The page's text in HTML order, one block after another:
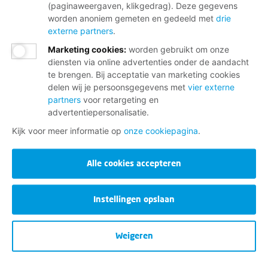
(paginaweergaven, klikgedrag). Deze gegevens
worden anoniem gemeten en gedeeld met drie
externe partners.
Marketing cookies: worden gebruikt om onze
diensten via online advertenties onder de aandacht
te brengen. Bij acceptatie van marketing cookies
delen wij je persoonsgegevens met vier externe
partners voor retargeting en
advertentiepersonalisatie.
Kijk voor meer informatie op onze cookiepagina.
Alle cookies accepteren
Instellingen opslaan
Weigeren